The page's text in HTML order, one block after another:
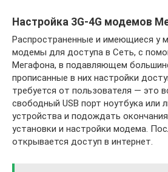
Настройка 3G-4G модемов
Распространенные и имеющиеся у
модемы для доступа в Сеть, с
Мегафона, в подавляющем
прописанные в них настройки
требуется от пользователя — это
свободный USB порт ноутбука или
устройства и подождать
установки и настройки модема.
открывается доступ в интернет.